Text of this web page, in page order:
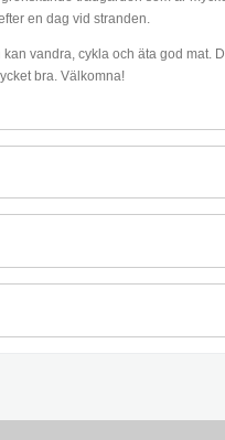
en dag vid stranden.
vandra, cykla och äta god mat.
bra. Välkomna!